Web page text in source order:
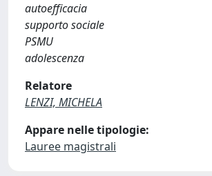
autoefficacia
supporto sociale
PSMU
adolescenza
Relatore
LENZI, MICHELA
Appare nelle tipologie:
Lauree magistrali